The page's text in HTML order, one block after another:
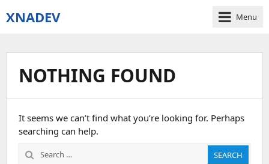
XNADEV Menu
NOTHING FOUND
It seems we can’t find what you’re looking for. Perhaps
searching can help.
Search
SEARCH